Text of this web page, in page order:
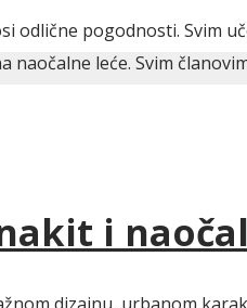
odlične pogodnosti. Svim
leće. Svim
i